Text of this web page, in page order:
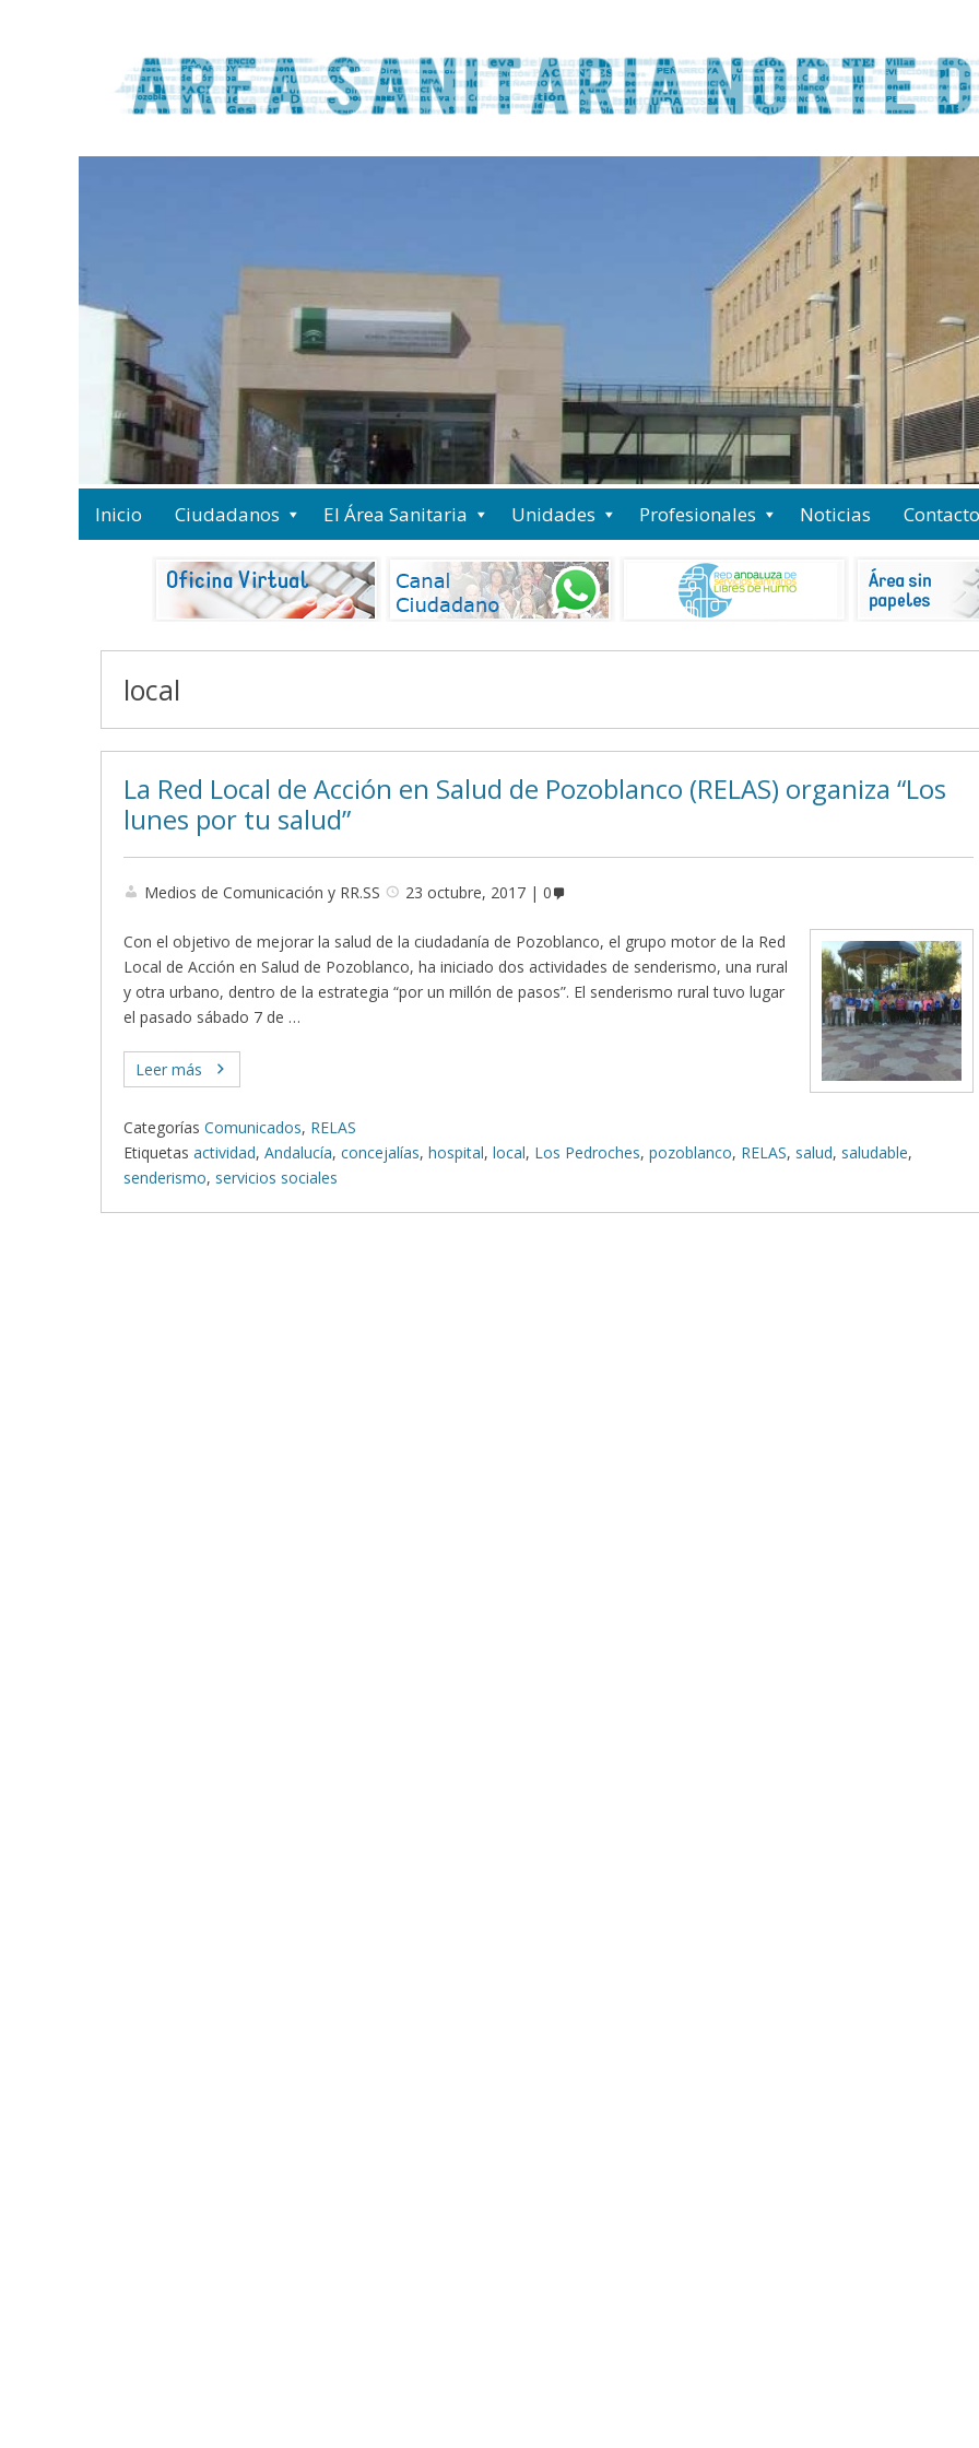
Inicio Ciudadanos El Área Sanitaria Unidades Profesionales Noticias Contacto
local
La Red Local de Acción en Salud de Pozoblanco (RELAS) organiza “Los
lunes por tu salud”
Medios de Comunicación y RR.SS 23 octubre, 2017 0
Con el objetivo de mejorar la salud de la ciudadanía de Pozoblanco, el grupo motor de la Red
Local de Acción en Salud de Pozoblanco, ha iniciado dos actividades de senderismo, una rural
y otra urbano, dentro de la estrategia “por un millón de pasos”. El senderismo rural tuvo lugar
el pasado sábado 7 de …
Leer más
Categorías Comunicados, RELAS
Etiquetas actividad, Andalucía, concejalías, hospital, local, Los Pedroches, pozoblanco, RELAS, salud, saludable,
senderismo, servicios sociales